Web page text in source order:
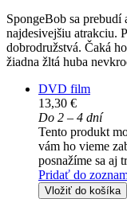
SpongeBob sa
najdesivejšiu atrakciu.
dobrodružstvá. Čaká
žiadna žltá huba
DVD film
13,30 €
Do 2 – 4 dní
Tento produkt
vám ho vieme
posnažíme sa aj
Pridať do
Vložiť do košíka